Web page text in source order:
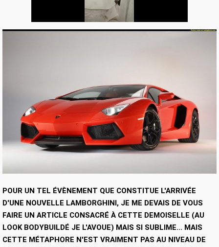
POUR UN TEL ÉVÈNEMENT QUE CONSTITUE L'ARRIVÉE
D'UNE NOUVELLE LAMBORGHINI, JE ME DEVAIS DE VOUS
FAIRE UN ARTICLE CONSACRÉ À CETTE DEMOISELLE (AU
LOOK BODYBUILDÉ JE L'AVOUE) MAIS SI SUBLIME... MAIS
CETTE MÉTAPHORE N'EST VRAIMENT PAS AU NIVEAU DE